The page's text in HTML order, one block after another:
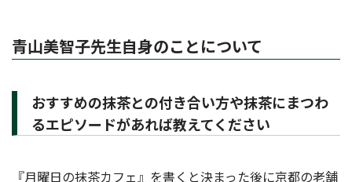
青山美智子先生自身のことについて
おすすめの抹茶との付き合い方や抹茶にまつわ
るエピソードがあれば教えてください
『月曜日の抹茶カフェ』を書くと決まった後に京都の老舗